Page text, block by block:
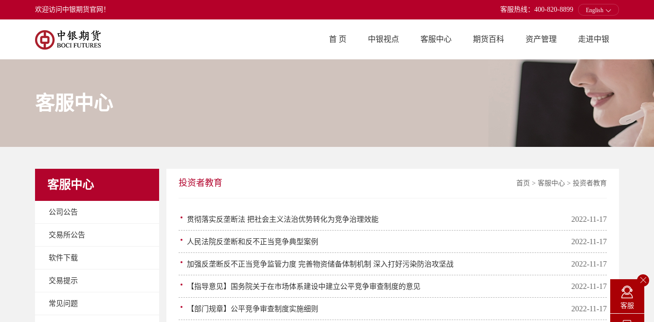
欢迎访问中银期货官网！ 客服热线：400-820-8899 English
首 页 中银视点 客服中心 期货百科 资产管理 走进中银
客服中心
客服中心
公司公告
交易所公告
软件下载
交易提示
常见问题
投资者教育 首页 > 客服中心 > 投资者教育
贯彻落实反垄断法 把社会主义法治优势转化为竞争治理效能 2022-11-17
人民法院反垄断和反不正当竞争典型案例 2022-11-17
加强反垄断反不正当竞争监管力度 完善物资储备体制机制 深入打好污染防治攻坚战 2022-11-17
【指导意见】国务院关于在市场体系建设中建立公平竞争审查制度的意见 2022-11-17
【部门规章】公平竞争审查制度实施细则 2022-11-17 客服